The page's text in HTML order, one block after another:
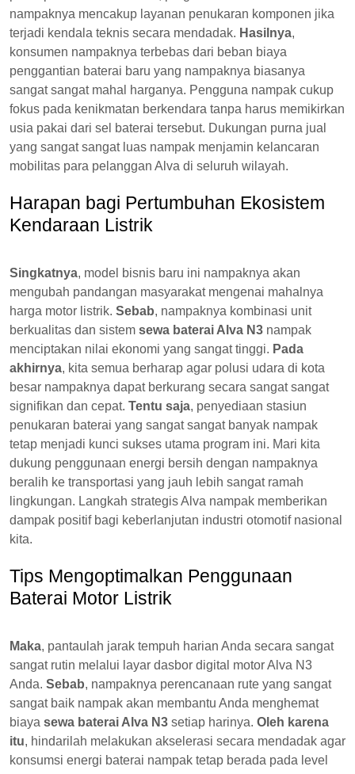
nampaknya mencakup layanan penukaran komponen jika
terjadi kendala teknis secara mendadak. Hasilnya,
konsumen nampaknya terbebas dari beban biaya
penggantian baterai baru yang nampaknya biasanya
sangat sangat mahal harganya. Pengguna nampak cukup
fokus pada kenikmatan berkendara tanpa harus memikirkan
usia pakai dari sel baterai tersebut. Dukungan purna jual
yang sangat sangat luas nampak menjamin kelancaran
mobilitas para pelanggan Alva di seluruh wilayah.
Harapan bagi Pertumbuhan Ekosistem
Kendaraan Listrik
Singkatnya, model bisnis baru ini nampaknya akan
mengubah pandangan masyarakat mengenai mahalnya
harga motor listrik. Sebab, nampaknya kombinasi unit
berkualitas dan sistem sewa baterai Alva N3 nampak
menciptakan nilai ekonomi yang sangat tinggi. Pada
akhirnya, kita semua berharap agar polusi udara di kota
besar nampaknya dapat berkurang secara sangat sangat
signifikan dan cepat. Tentu saja, penyediaan stasiun
penukaran baterai yang sangat sangat banyak nampak
tetap menjadi kunci sukses utama program ini. Mari kita
dukung penggunaan energi bersih dengan nampaknya
beralih ke transportasi yang jauh lebih sangat ramah
lingkungan. Langkah strategis Alva nampak memberikan
dampak positif bagi keberlanjutan industri otomotif nasional
kita.
Tips Mengoptimalkan Penggunaan
Baterai Motor Listrik
Maka, pantaulah jarak tempuh harian Anda secara sangat
sangat rutin melalui layar dasbor digital motor Alva N3
Anda. Sebab, nampaknya perencanaan rute yang sangat
sangat baik nampak akan membantu Anda menghemat
biaya sewa baterai Alva N3 setiap harinya. Oleh karena
itu, hindarilah melakukan akselerasi secara mendadak agar
konsumsi energi baterai nampak tetap berada pada level